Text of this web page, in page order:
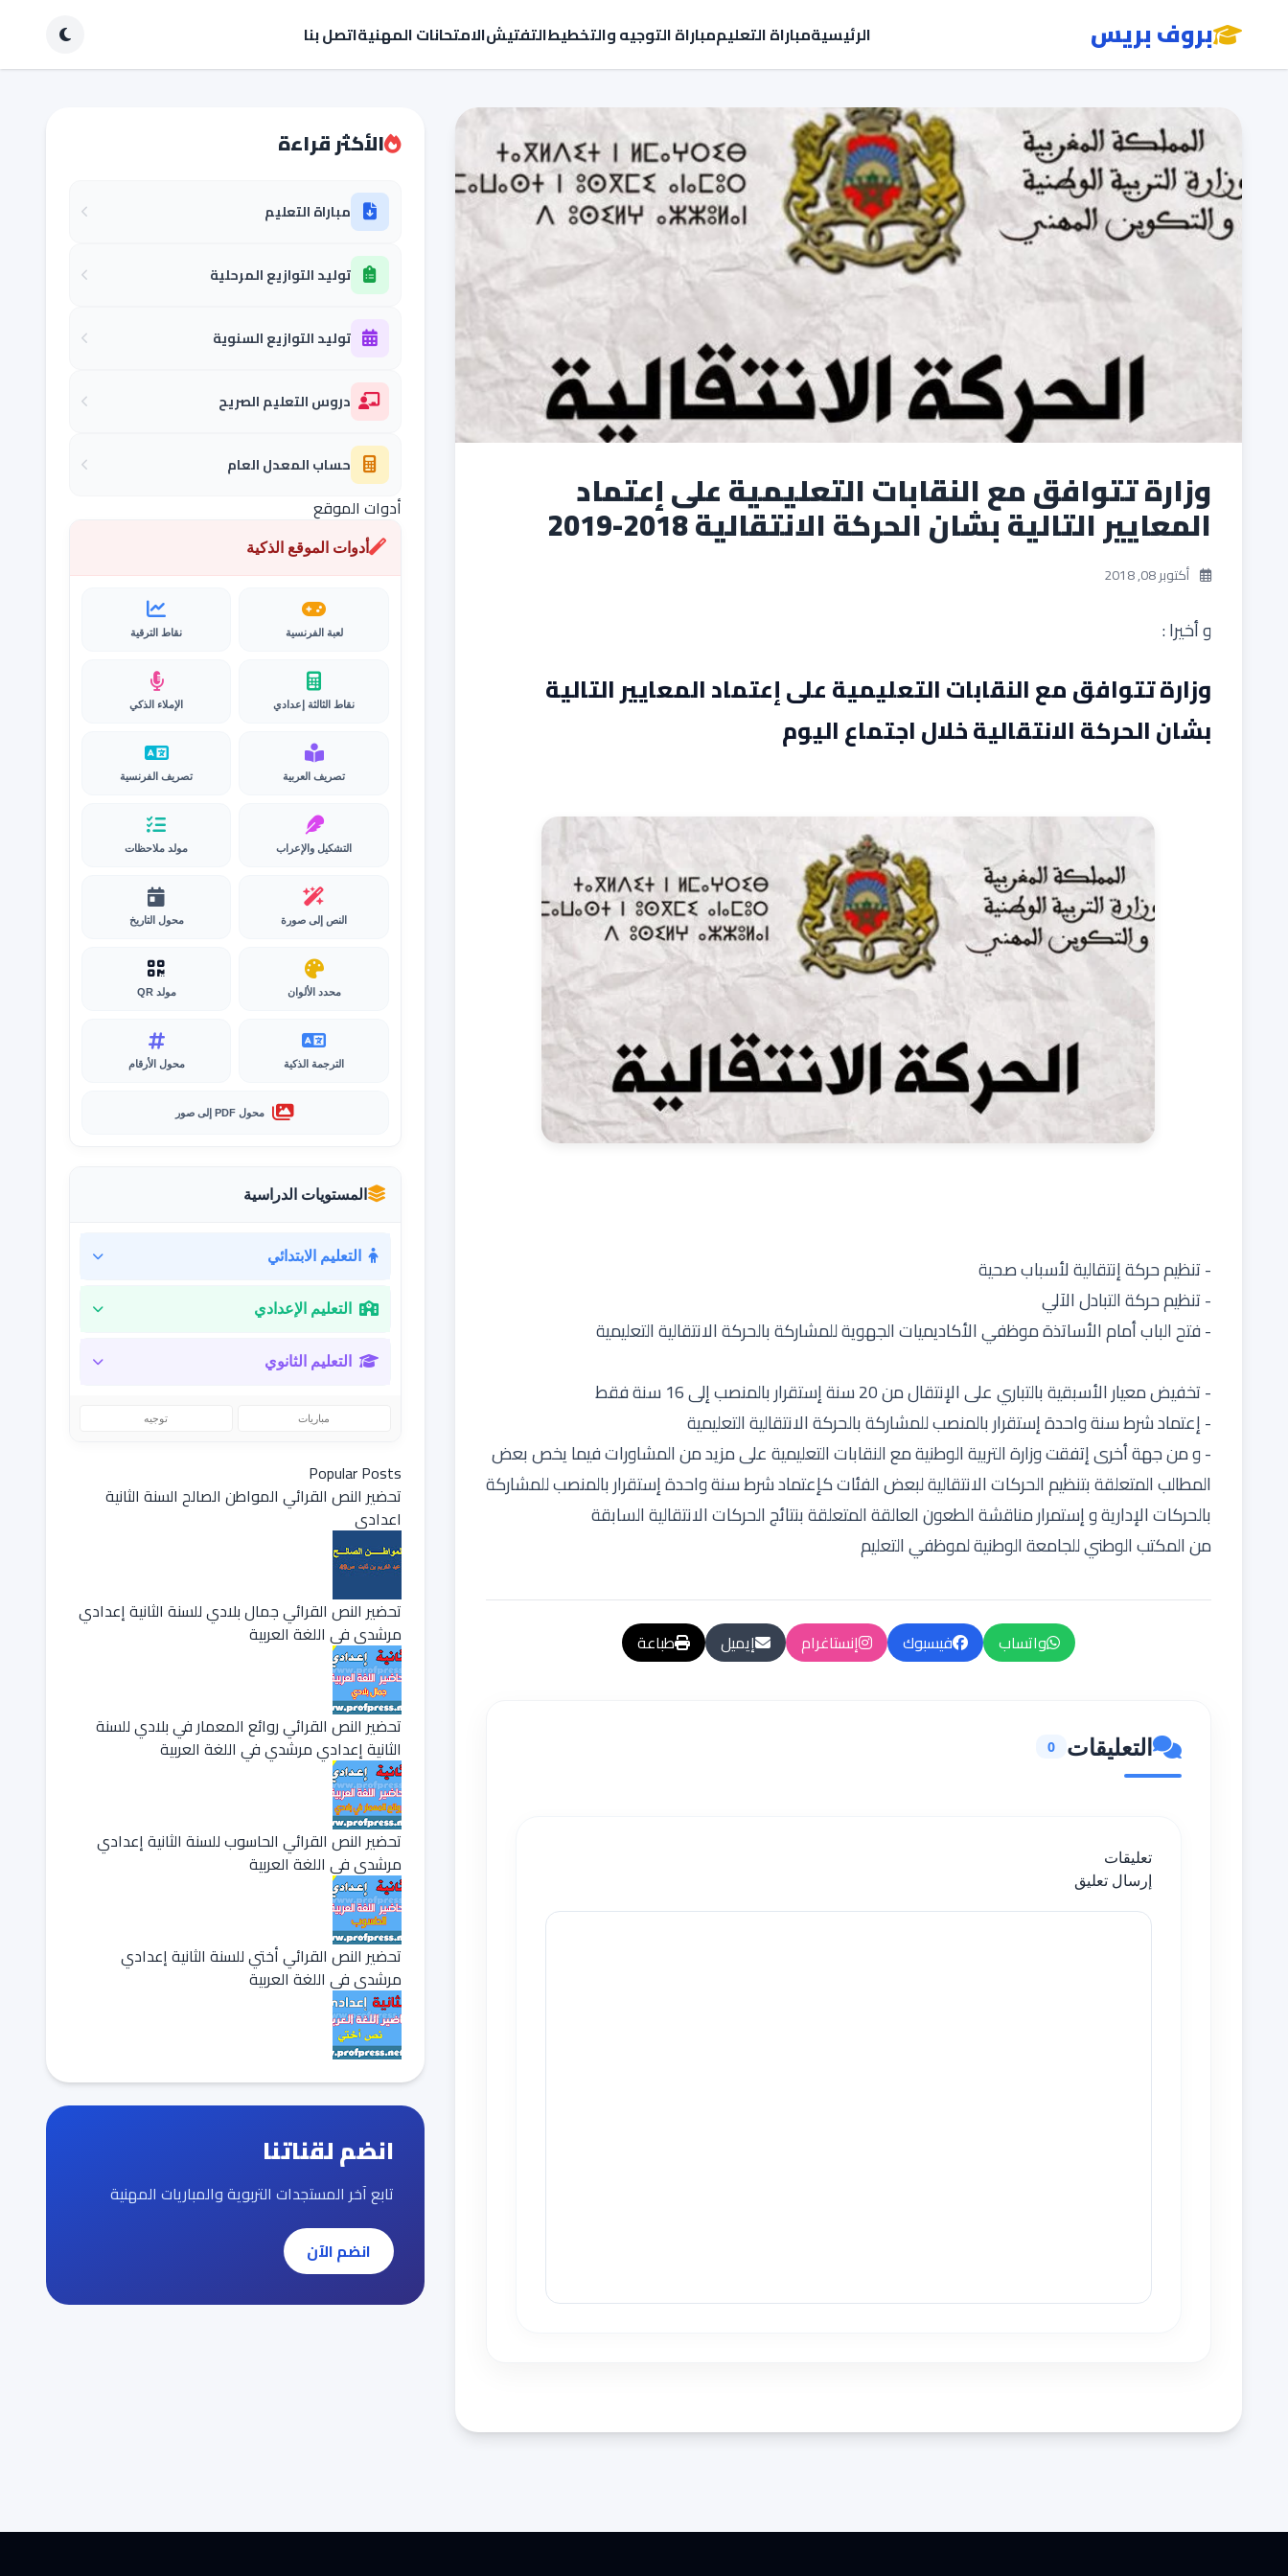
بروف بريس الرئيسيةمباراة التعليممباراة التوجيه والتخطيطالتفتيشالامتحانات المهنيةاتصل بنا
وزارة تتوافق مع النقابات التعليمية على إعتماد
المعايير التالية بشان الحركة الانتقالية 2018-2019
أكتوبر 08, 2018
و أخيرا :
وزارة تتوافق مع النقابات التعليمية على إعتماد المعايير التالية
بشان الحركة الانتقالية خلال اجتماع اليوم
- تنظيم حركة إنتقالية لأسباب صحية
- تنظيم حركة التبادل الآلي
- فتح الباب أمام الأساتذة موظفي الأكاديميات الجهوية للمشاركة بالحركة الانتقالية التعليمية
- تخفيض معيار الأسبقية بالتباري على الإنتقال من 20 سنة إستقرار بالمنصب إلى 16 سنة فقط
- إعتماد شرط سنة واحدة إستقرار بالمنصب للمشاركة بالحركة الانتقالية التعليمية
- و من جهة أخرى إتفقت وزارة التربية الوطنية مع النقابات التعليمية على مزيد من المشاورات فيما يخص بعض
المطالب المتعلقة بتنظيم الحركات الانتقالية لبعض الفئات كإعتماد شرط سنة واحدة إستقرار بالمنصب للمشاركة
بالحركات الإدارية و إستمرار مناقشة الطعون العالقة المتعلقة بنتائج الحركات الانتقالية السابقة
من المكتب الوطني للجامعة الوطنية لموظفي التعليم
واتساب فيسبوك إنستاغرام إيميل طباعة
التعليقات 0
تعليقات
إرسال تعليق
الأكثر قراءة
مباراة التعليم
توليد التوازيع المرحلية
توليد التوازيع السنوية
دروس التعليم الصريح
حساب المعدل العام
أدوات الموقع
أدوات الموقع الذكية
لعبة الفرنسية نقاط الترقية
نقاط الثالثة إعدادي الإملاء الذكي
تصريف العربية تصريف الفرنسية
التشكيل والإعراب مولد ملاحظات
النص إلى صورة محول التاريخ
محدد الألوان مولد QR
الترجمة الذكية محول الأرقام
محول PDF إلى صور
المستويات الدراسية
التعليم الابتدائي
التعليم الإعدادي
التعليم الثانوي
مباريات توجيه
Popular Posts
تحضير النص القرائي المواطن الصالح السنة الثانية
اعدادي
تحضير النص القرائي جمال بلادي للسنة الثانية إعدادي
مرشدي في اللغة العربية
تحضير النص القرائي روائع المعمار في بلادي للسنة
الثانية إعدادي مرشدي في اللغة العربية
تحضير النص القرائي الحاسوب للسنة الثانية إعدادي
مرشدي في اللغة العربية
تحضير النص القرائي أختي للسنة الثانية إعدادي
مرشدي في اللغة العربية
انضم لقناتنا
تابع آخر المستجدات التربوية والمباريات المهنية
انضم الآن